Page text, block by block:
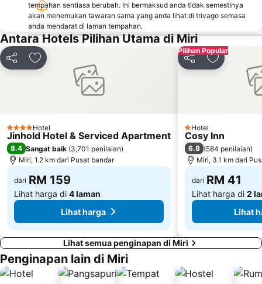
tempahan sentiasa berubah. Ini bermaksud anda tidak semestinya
akan menemukan tawaran sama yang anda lihat di trivago semasa
anda mendarat di laman tempahan.
Antara Hotels Pilihan Utama di Miri
Kongsi Tambah ke favorit
4 Bintang
Hotel
Jinhold Hotel & Serviced Apartment
8.4 Sangat baik (3,701 penilaian)
Miri, 1.2 km dari Pusat bandar
dari RM 159
Lihat harga di 4 laman
Lihat harga
Pilihan Popular
Kongsi Tambah
1 Bintang
Hotel
Cosy Inn
6.8 (584 penilaian)
Miri, 3.1 km dari
dari RM 41
Lihat harga di 2
Lihat
Lihat semua penginapan di Miri
Penginapan lain di Miri